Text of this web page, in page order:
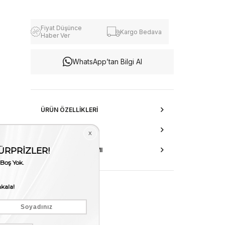
Fiyat Düşünce
Haber Ver
Kargo Bedava
WhatsApp’tan Bilgi Al
ÜRÜN ÖZELLIKLERI
DANIŞMA HATTI
AKSESUAR ONARIMI